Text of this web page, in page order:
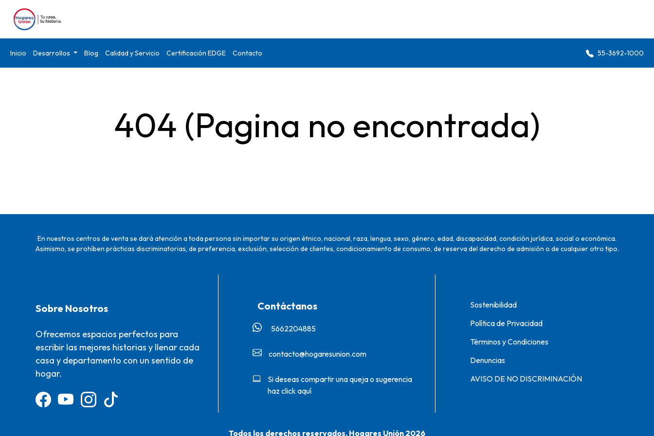
Inicio Desarrollos Blog Calidad y Servicio Certificación EDGE Contacto 55-3692-1000
404 (Pagina no encontrada)
En nuestros centros de venta se dará atención a toda persona sin importar su origen étnico, nacional, raza, lengua, sexo, género, edad, discapacidad, condición jurídica, social o económica.
Asimismo, se prohíben prácticas discriminatorias, de preferencia, exclusión, selección de clientes, condicionamiento de consumo, de reserva del derecho de admisión o de cualquier otro tipo.
Sobre Nosotros
Ofrecemos espacios perfectos para
escribir las mejores historias y llenar cada
casa y departamento con un sentido de
hogar.
Contáctanos
5662204885‬
contacto@hogaresunion.com
Si deseas compartir una queja o sugerencia
haz click aquí
Sostenibilidad
Política de Privacidad
Términos y Condiciones
Denuncias
AVISO DE NO DISCRIMINACIÓN
Todos los derechos reservados. Hogares Unión 2026